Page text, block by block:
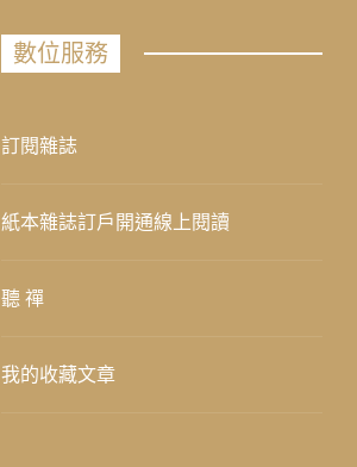
數位服務
訂閱雜誌
紙本雜誌訂戶開通線上閱讀
聽 禪
我的收藏文章